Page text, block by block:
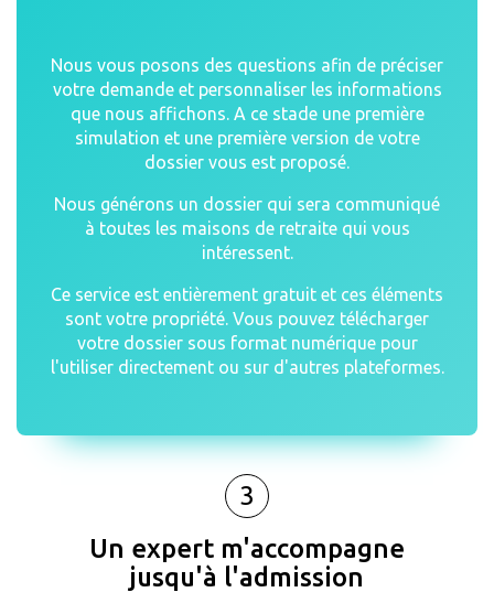
Nous vous posons des questions afin de préciser
votre demande et personnaliser les informations
que nous affichons. A ce stade une première
simulation et une première version de votre
dossier vous est proposé.
Nous générons un dossier qui sera communiqué
à toutes les maisons de retraite qui vous
intéressent.
Ce service est entièrement gratuit et ces éléments
sont votre propriété. Vous pouvez télécharger
votre dossier sous format numérique pour
l'utiliser directement ou sur d'autres plateformes.
3
Un expert m'accompagne
jusqu'à l'admission